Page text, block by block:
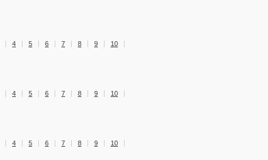
4 5 6 7 8 9
10
4 5 6 7 8 9
10
4 5 6 7 8 9
10